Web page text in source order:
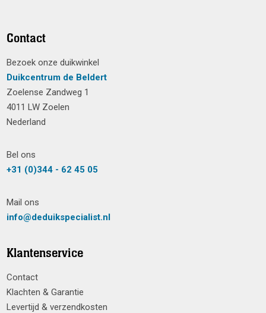
Contact
Bezoek onze duikwinkel
Duikcentrum de Beldert
Zoelense Zandweg 1
4011 LW Zoelen
Nederland
Bel ons
+31 (0)344 - 62 45 05
Mail ons
info@deduikspecialist.nl
Klantenservice
Contact
Klachten & Garantie
Levertijd & verzendkosten